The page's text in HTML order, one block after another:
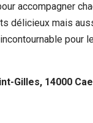
accompagner
délicieux mais
pour
Gilles, 14000